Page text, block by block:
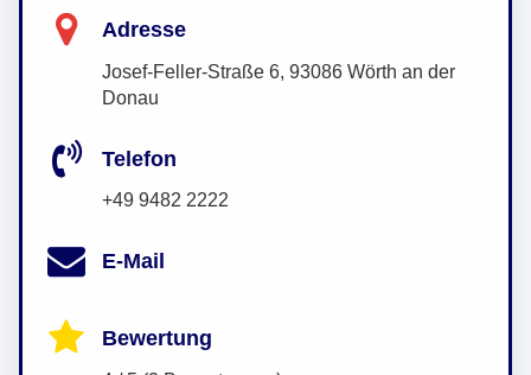
Adresse
Josef-Feller-Straße 6, 93086 Wörth an der
Donau
Telefon
+49 9482 2222
E-Mail
Bewertung